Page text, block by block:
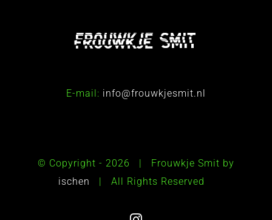
E-mail: info@frouwkjesmit.nl
© Copyright - 2026 | Frouwkje Smit by
ischen
| All Rights Reserved